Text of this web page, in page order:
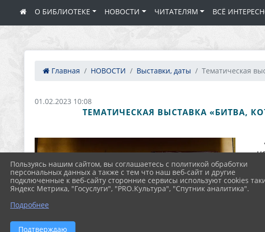
О БИБЛИОТЕКЕ НОВОСТИ ЧИТАТЕЛЯМ ВСЁ
Главная НОВОСТИ Выставки, даты Тематическая
01.02.2023 10:08
ТЕМАТИЧЕСКАЯ ВЫСТАВКА «БИТВА,
2
не
Пользуясь нашим сайтом, вы соглашаетесь с политикой обработки
персональных данных а также с тем что наш веб-сайт и другие
подключенные к веб-сайту сторонние сервисы используют cookies
Яндекс Метрика, "Госуслуги", "PRO.Культура", "Спутник аналитика".
Подробнее
Подтверждаю